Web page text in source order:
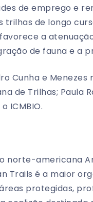
de emprego e
trilhas de longo
a
de fauna e a
Cunha e Menezes
de Trilhas; Paula
ICMBIO.
norte-americana
Trails é a maior
protegidas,